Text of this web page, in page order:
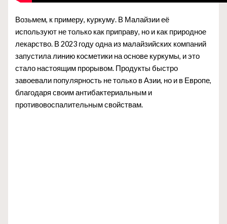
Возьмем, к примеру, куркуму. В Малайзии её
используют не только как приправу, но и как природное
лекарство. В 2023 году одна из малайзийских компаний
запустила линию косметики на основе куркумы, и это
стало настоящим прорывом. Продукты быстро
завоевали популярность не только в Азии, но и в Европе,
благодаря своим антибактериальным и
противовоспалительным свойствам.